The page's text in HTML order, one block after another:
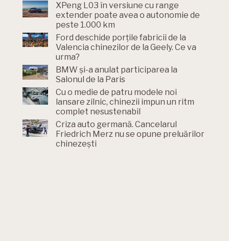
XPeng L03 în versiune cu range
extender poate avea o autonomie de
peste 1.000 km
Ford deschide porțile fabricii de la
Valencia chinezilor de la Geely. Ce va
urma?
BMW și-a anulat participarea la
Salonul de la Paris
Cu o medie de patru modele noi
lansare zilnic, chinezii impun un ritm
complet nesustenabil
Criza auto germană. Cancelarul
Friedrich Merz nu se opune preluărilor
chinezești